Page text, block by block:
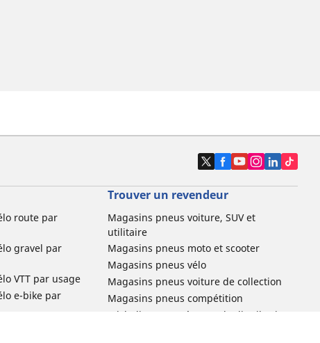
route par
gravel par
VTT par usage
e-bike par
Trouver un revendeur
Magasins pneus voiture, SUV et
utilitaire
Magasins pneus moto et scooter
Magasins pneus vélo
Magasins pneus voiture de collection
Magasins pneus compétition
Michelin et ses réseaux de distribution